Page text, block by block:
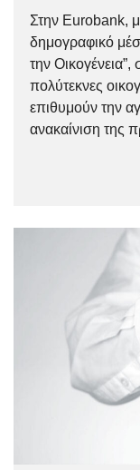
Στην Eurobank,
δημογραφικό
την Οικογένεια”,
πολύτεκνες
επιθυμούν την
ανακαίνιση της